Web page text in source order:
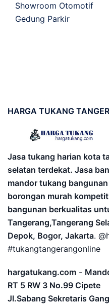
Showroom Otomotif
Gedung Parkir
HARGA TUKANG
Jasa tukang harian kota
selatan terdekat. Jasa
mandor tukang
borongan murah
bangunan berkualitas
Tangerang,Tangerang
Depok, Bogor, Jakarta.
#tukangtangerangonline
hargatukang.com -
RT 5 RW 3 No.99 Cipete
Jl.Sabang Sekretaris